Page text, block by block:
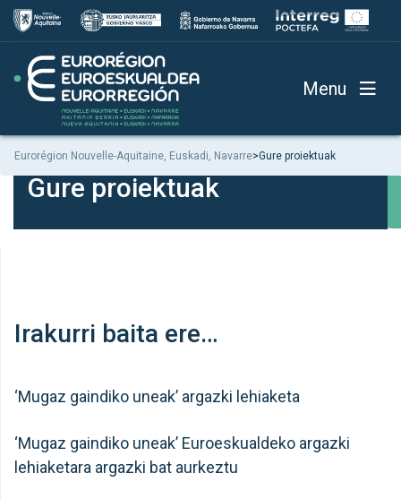
Menu
Eurorégion Nouvelle-Aquitaine, Euskadi, Navarre>Gure proiektuak
Gure proiektuak
Irakurri baita ere…
‘Mugaz gaindiko uneak’ argazki lehiaketa
‘Mugaz gaindiko uneak’ Euroeskualdeko argazki
lehiaketara argazki bat aurkeztu